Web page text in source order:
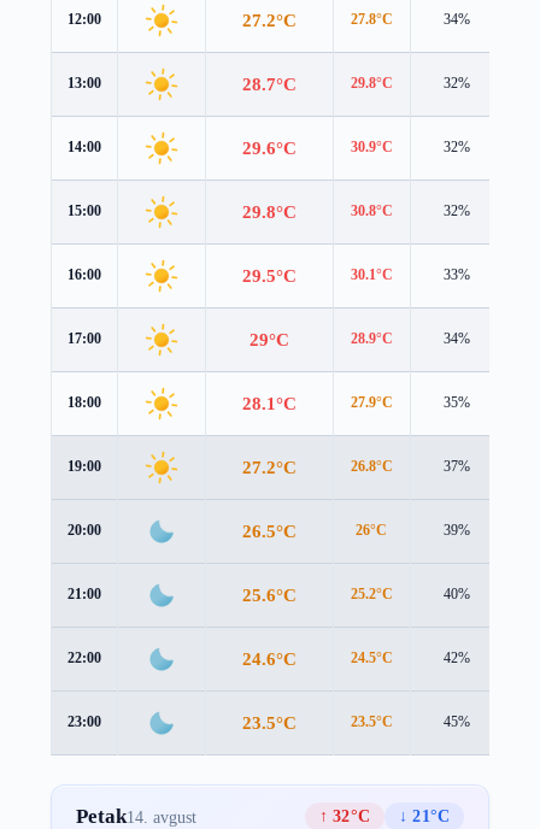
12:00 27.2°C 27.8°C 34%
13:00 28.7°C 29.8°C 32%
14:00 29.6°C 30.9°C 32%
15:00 29.8°C 30.8°C 32%
16:00 29.5°C 30.1°C 33%
17:00 29°C 28.9°C 34%
18:00 28.1°C 27.9°C 35%
19:00 27.2°C 26.8°C 37%
20:00 26.5°C 26°C 39%
21:00 25.6°C 25.2°C 40%
22:00 24.6°C 24.5°C 42%
23:00 23.5°C 23.5°C 45%
Petak14. avgust ↑ 32°C
↓ 21°C